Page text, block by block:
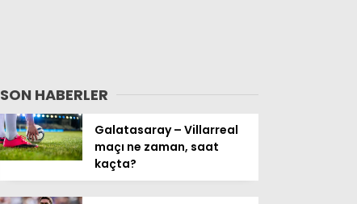
SON HABERLER
Galatasaray – Villarreal
maçı ne zaman, saat
kaçta?